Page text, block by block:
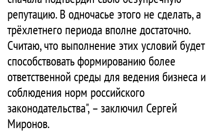
репутацию. В одночасье этого не сделать, а
трёхлетнего периода вполне достаточно.
Считаю, что выполнение этих условий будет
способствовать формированию более
ответственной среды для ведения бизнеса и
соблюдения норм российского
законодательства", – заключил Сергей
Миронов.